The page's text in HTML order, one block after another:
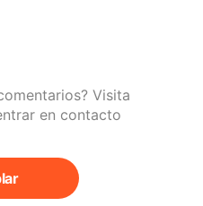
Visita
en contacto